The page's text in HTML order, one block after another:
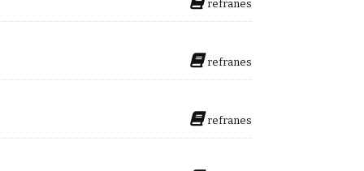
refranes
refranes
refranes